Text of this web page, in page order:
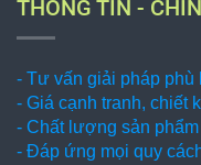
THÔNG TIN -
- Tư vấn giải pháp phù
- Giá cạnh tranh, chiết
- Chất lượng sản
- Đáp ứng mọi quy